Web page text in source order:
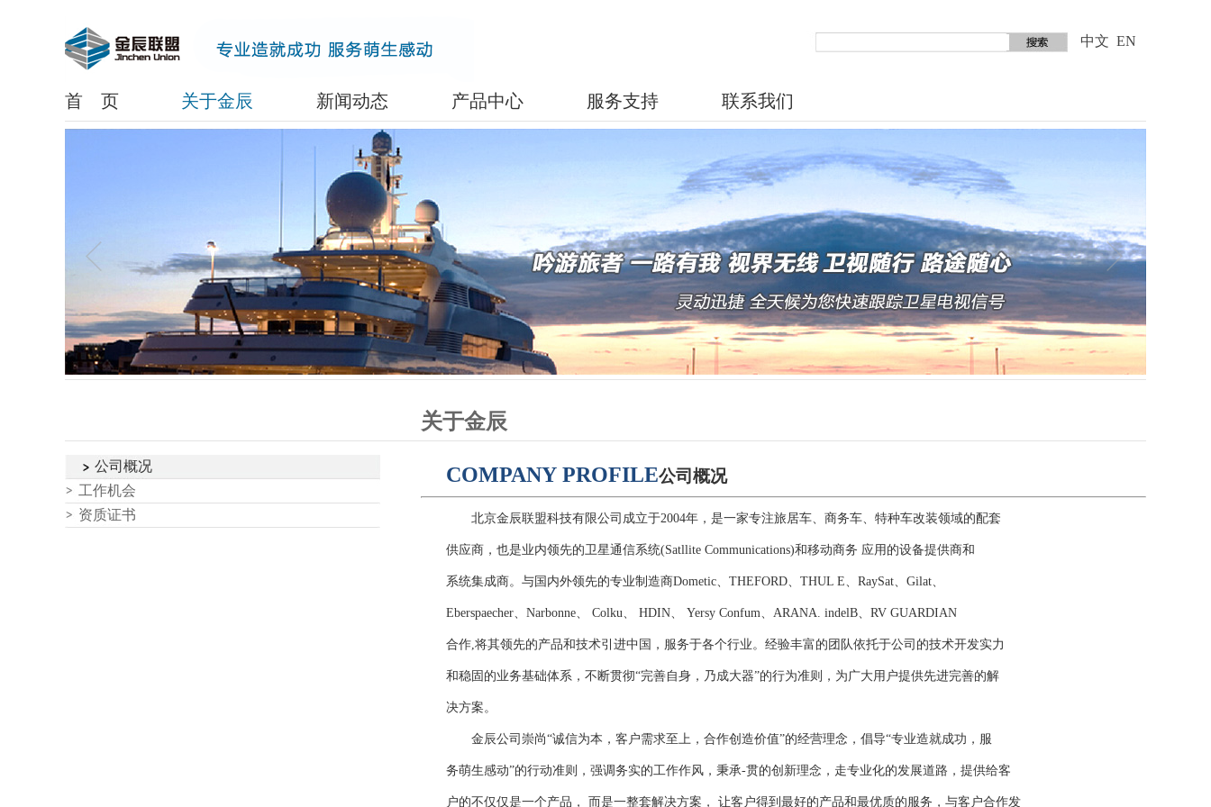
中文 EN
首 页 关于金辰 新闻动态 产品中心 服务支持 联系我们
关于金辰
公司概况
工作机会
资质证书
COMPANY PROFILE公司概况
北京金辰联盟科技有限公司成立于2004年，是一家专注旅居车、商务车、特种车改装领域的配套
供应商，也是业内领先的卫星通信系统(Satllite Communications)和移动商务 应用的设备提供商和
系统集成商。与国内外领先的专业制造商Dometic、THEFORD、THUL E、RaySat、Gilat、
Eberspaecher、Narbonne、 Colku、 HDIN、 Yersy Confum、ARANA. indelB、RV GUARDIAN
合作,将其领先的产品和技术引进中国，服务于各个行业。经验丰富的团队依托于公司的技术开发实力
和稳固的业务基础体系，不断贯彻“完善自身，乃成大器”的行为准则，为广大用户提供先进完善的解
决方案。
金辰公司崇尚“诚信为本，客户需求至上，合作创造价值”的经营理念，倡导“专业造就成功，服
务萌生感动”的行动准则，强调务实的工作作风，秉承-贯的创新理念，走专业化的发展道路，提供给客
户的不仅仅是一个产品， 而是一整套解决方案， 让客户得到最好的产品和最优质的服务，与客户合作发